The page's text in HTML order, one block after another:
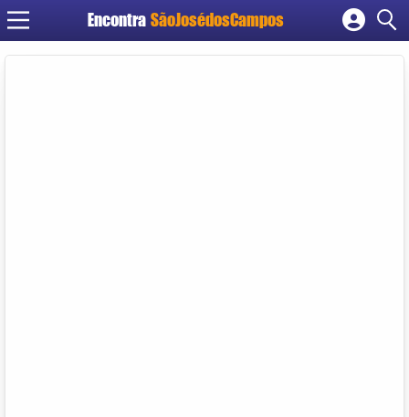
Encontra SãoJosédosCampos
Cadastrar empresa